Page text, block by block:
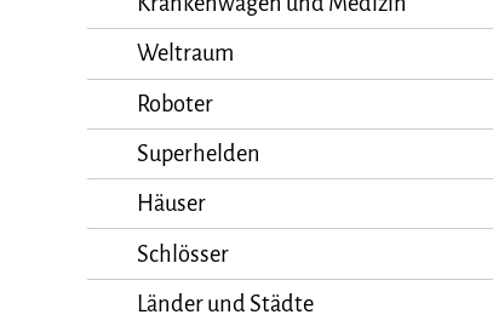
Weltraum
Roboter
Superhelden
Häuser
Schlösser
Länder und Städte